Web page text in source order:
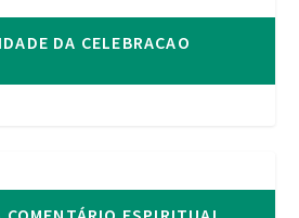
DA CELEBRACAO